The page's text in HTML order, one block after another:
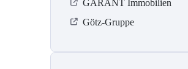
GARANT Immobilien
Götz-Gruppe